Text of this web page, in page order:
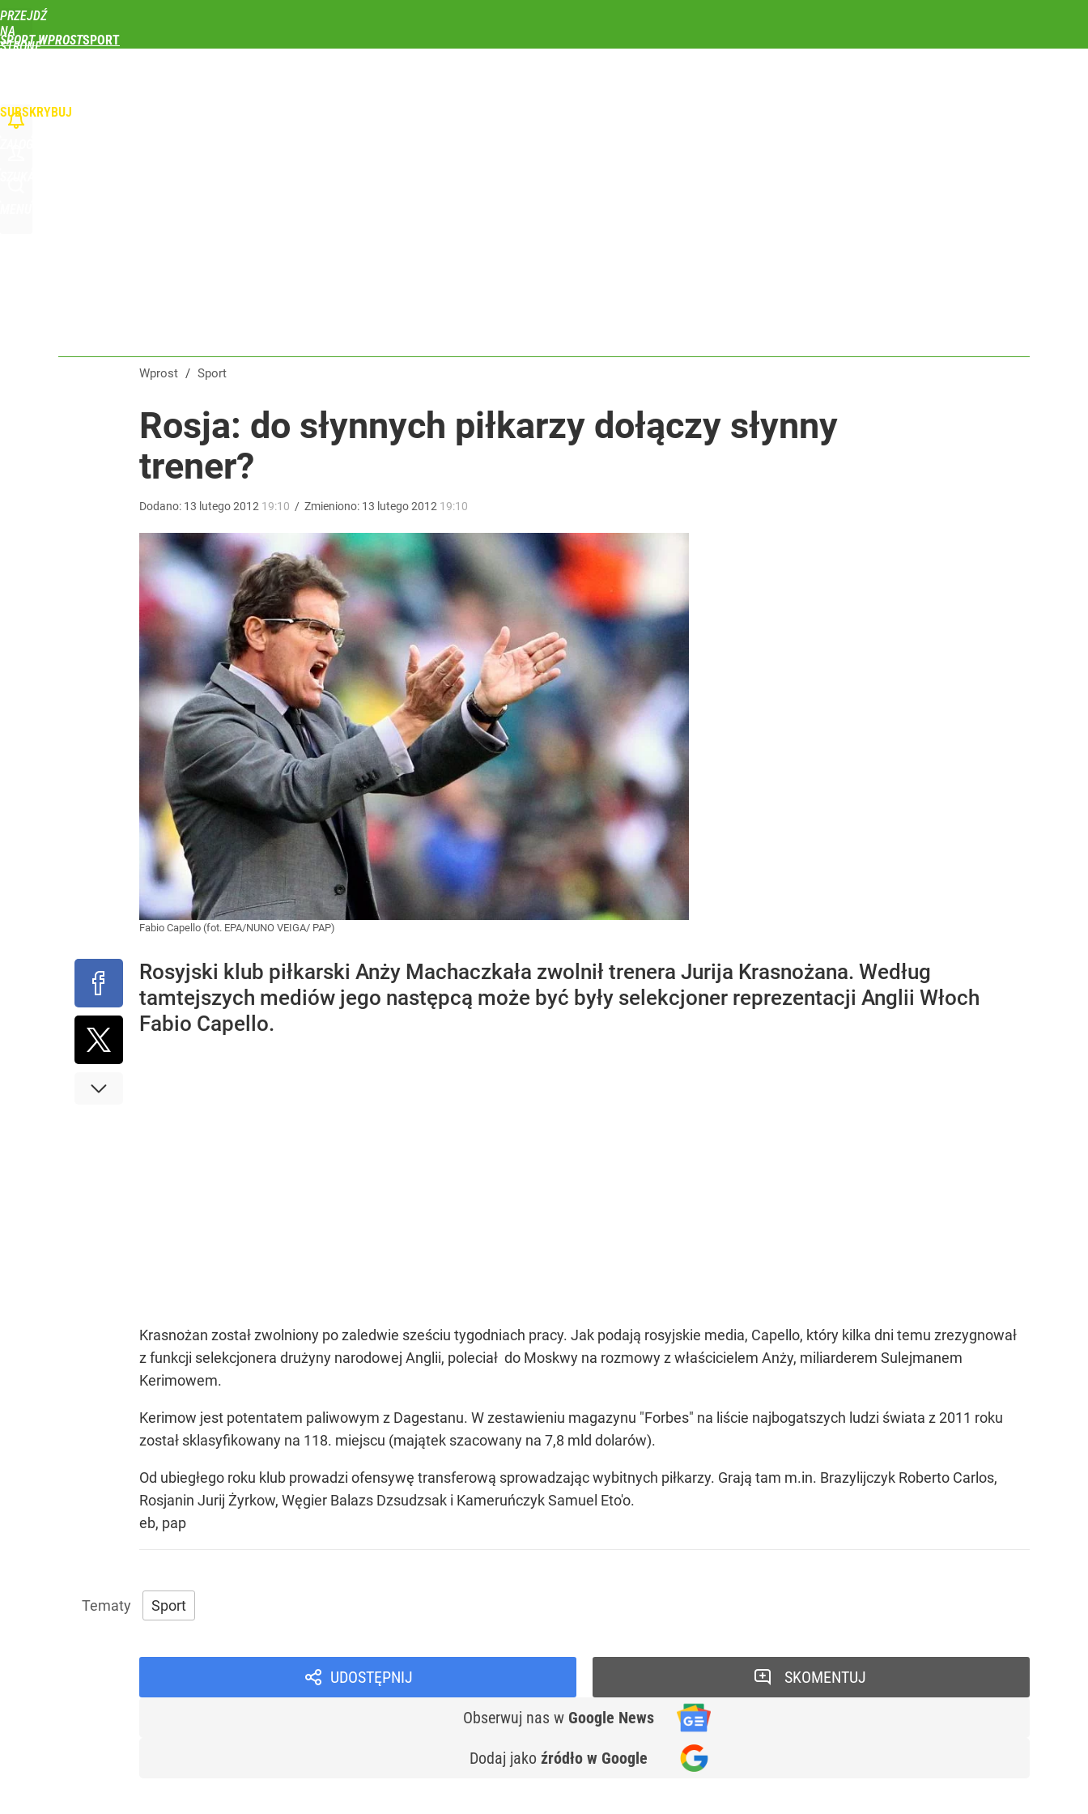
PRZEJDŹ
NA
STRONĘ
SPORT WPROST
SUBSKRYBUJ
Szokująca śmierć wstrząsnęła polskim futbolem. Legenda odeszła nagle
„Nie chodzi o zemstę”. Mocny apel w sprawie ofiar rzezi wołyńskiej
To największa siła reprezentacji Polski. Reszta świata patrzy z podziwem
Wprost / Sport
Rosja: do słynnych piłkarzy dołączy słynny
trener?
Dodano: 13 lutego2012 19:10 / Zmieniono: 13 lutego2012 19:10
Fabio Capello (fot. EPA/NUNO VEIGA/ PAP)
Rosyjski klub piłkarski Anży Machaczkała zwolnił trenera Jurija Krasnożana. Według
tamtejszych mediów jego następcą może być były selekcjoner reprezentacji Anglii Włoch
Fabio Capello.
Krasnożan został zwolniony po zaledwie sześciu tygodniach pracy. Jak podają rosyjskie media, Capello, który kilka dni temu zrezygnował
z funkcji selekcjonera drużyny narodowej Anglii, poleciał do Moskwy na rozmowy z właścicielem Anży, miliarderem Sulejmanem
Kerimowem.
Kerimow jest potentatem paliwowym z Dagestanu. W zestawieniu magazynu "Forbes" na liście najbogatszych ludzi świata z 2011 roku
został sklasyfikowany na 118. miejscu (majątek szacowany na 7,8 mld dolarów).
Od ubiegłego roku klub prowadzi ofensywę transferową sprowadzając wybitnych piłkarzy. Grają tam m.in. Brazylijczyk Roberto Carlos,
Rosjanin Jurij Żyrkow, Węgier Balazs Dzsudzsak i Kameruńczyk Samuel Eto'o.
eb, pap
Sport
UDOSTĘPNIJ
Obserwuj nas w Google News
Dodaj jako źródło w Google
SKOMENTUJ